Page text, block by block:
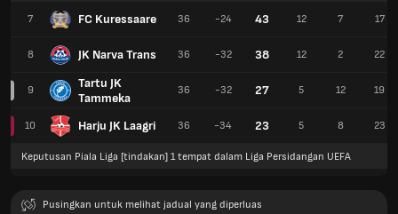
7 FC Kuressaare
8 JK Narva Trans
9
Tartu JK
Tammeka
10 Harju JK Laagri
36 -24 43 12 7 17
36 -32 38 12 2 22
36 -32 27 5 12 19
36 -34 23 5 8 23
Keputusan Piala Liga [tindakan] 1 tempat dalam Liga Persidangan UEFA
Pusingkan untuk melihat jadual yang diperluas